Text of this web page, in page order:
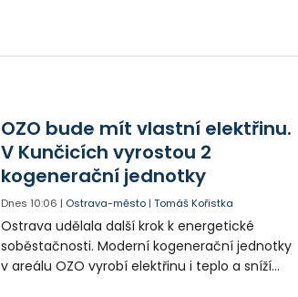
OZO bude mít vlastní elektřinu.
V Kunčicích vyrostou 2
kogenerační jednotky
Dnes 10:06 | Ostrava-město |Tomáš Kořistka
Ostrava udělala další krok k energetické
soběstačnosti. Moderní kogenerační jednotky
v areálu OZO vyrobí elektřinu i teplo a sníží